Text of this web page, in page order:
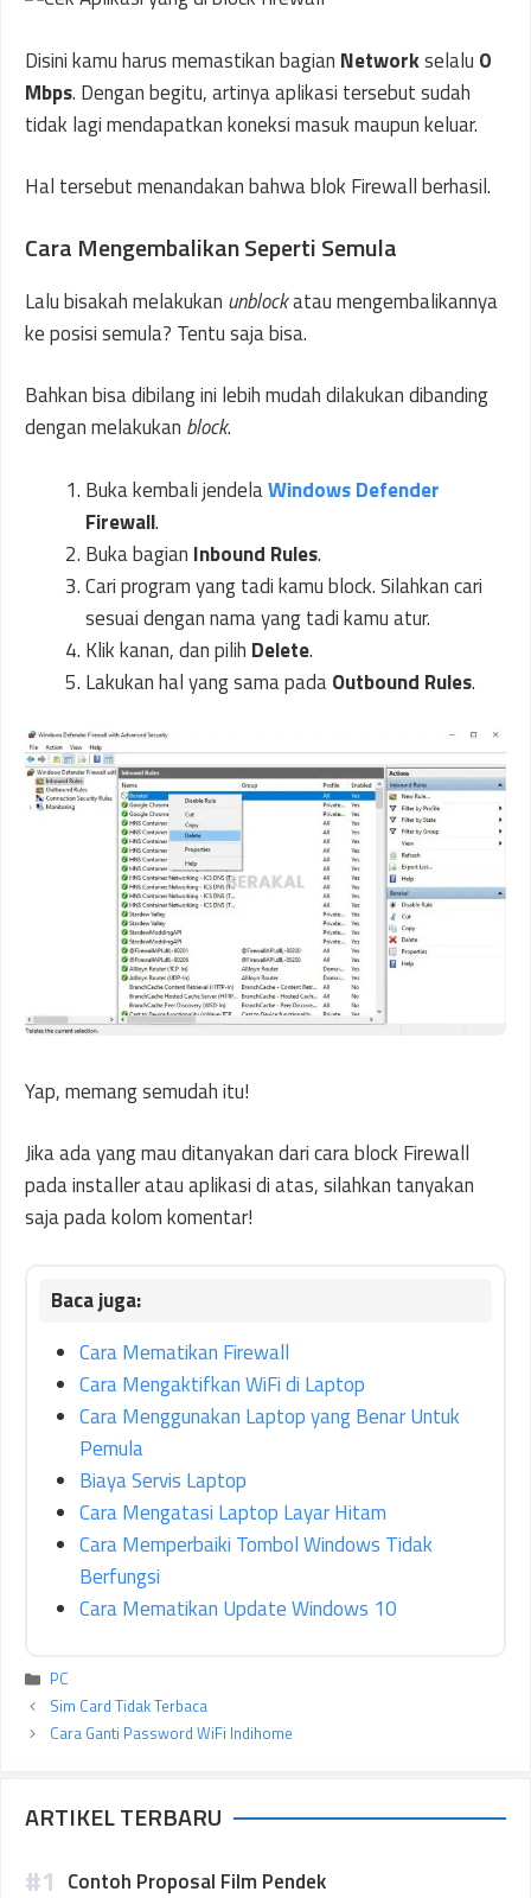
Disini kamu harus memastikan bagian Networkselalu 0
Mbps. Dengan begitu, artinya aplikasi tersebut sudah
tidak lagi mendapatkan koneksi masuk maupun keluar.
Hal tersebut menandakan bahwa blok Firewall berhasil.
Cara Mengembalikan Seperti Semula
Lalu bisakah melakukan unblockatau mengembalikannya
ke posisi semula? Tentu saja bisa.
Bahkan bisa dibilang ini lebih mudah dilakukan dibanding
dengan melakukan block.
Buka kembali jendelaWindows Defender
Firewall.
Buka bagian Inbound Rules.
Cari program yang tadi kamu block. Silahkan cari
sesuai dengan nama yang tadi kamu atur.
Klik kanan, dan pilih Delete.
Lakukan hal yang sama padaOutbound Rules.
Yap, memang semudah itu!
Jika ada yang mau ditanyakan dari cara block Firewall
pada installer atau aplikasi di atas, silahkan tanyakan
saja pada kolom komentar!
Cara Mematikan Firewall
Cara Mengaktifkan WiFi di Laptop
Cara Menggunakan Laptop yang Benar Untuk
Pemula
Biaya Servis Laptop
Cara Mengatasi Laptop Layar Hitam
Cara Memperbaiki Tombol Windows Tidak
Berfungsi
Cara Mematikan Update Windows 10
Kategori
PC
Sim Card Tidak Terbaca
Cara Ganti Password WiFi Indihome
ARTIKEL TERBARU
Contoh Proposal Film Pendek